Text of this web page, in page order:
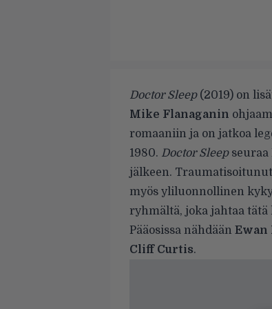
Doctor Sleep(2019) on
Mike Flanaganin
romaaniin ja on jatkoa
1980. Doctor Sleepseuraa
jälkeen.
myös yliluonnollinen
ryhmältä, joka jahtaa
Pääosissa nähdään Ewan
Cliff Curtis.